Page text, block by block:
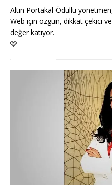
Altın Portakal Ödüllü
Web için özgün, dikkat çekici
değer katıyor.
🩷